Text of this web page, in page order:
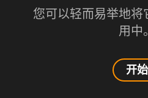
您可以轻而易举地将
用中。
开始